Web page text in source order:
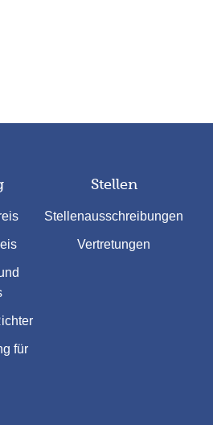
für
Stellen
Stellenausschreibungen
Vertretungen